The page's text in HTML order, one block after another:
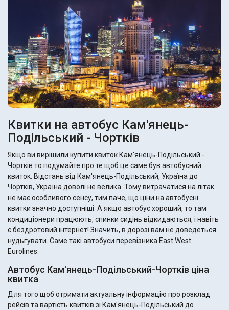
Квитки на автобус Кам'янець-
Подільський - Чортків
Якщо ви вирішили купити квиток Кам'янець-Подільський -
Чортків то подумайте про те щоб це саме був автобусний
квиток. Відстань від Кам'янець-Подільський, Україна до
Чортків, Україна доволі не велика. Тому витрачатися на літак
не має особливого сенсу, тим паче, що ціни на автобусні
квитки значно доступніші. А якщо автобус хороший, то там
кондиціонери працюють, спинки сидінь відкидаються, і навіть
є бездротовий інтернет! Значить, в дорозі вам не доведеться
нудьгувати. Саме такі автобуси перевізника East West
Eurolines.
Автобус Кам'янець-Подільський-Чортків ціна
квитка
Для того щоб отримати актуальну інформацію про розклад
рейсів та вартість квитків зі Кам'янець-Подільський до